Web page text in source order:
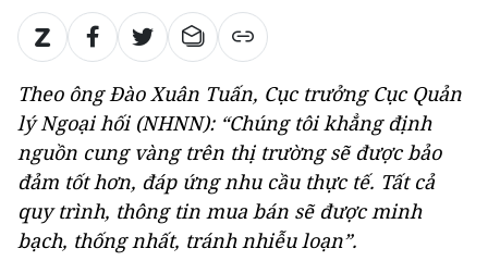
Theo ông Đào Xuân Tuấn, Cục trưởng Cục Quản
lý Ngoại hối (NHNN): “Chúng tôi khẳng định
nguồn cung vàng trên thị trường sẽ được bảo
đảm tốt hơn, đáp ứng nhu cầu thực tế. Tất cả
quy trình, thông tin mua bán sẽ được minh
bạch, thống nhất, tránh nhiễu loạn”.